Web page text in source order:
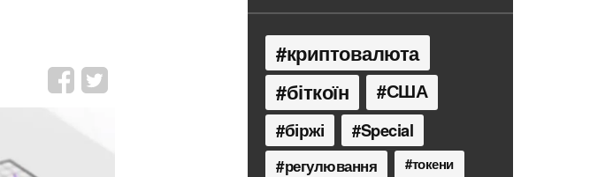
криптовалюта
біткоїн США
біржі Special
регулювання
токени